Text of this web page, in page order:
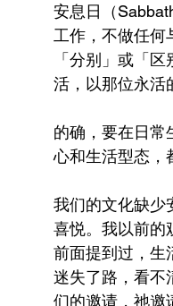
安息日（
工作，不做任何
「分别」或「
活，以那位永活
的确，要在日常
心和生活型态，
我们的文化缺少
喜悦。我以前的
前面提到过，生
迷失了路，看不
们的邀请，祂邀